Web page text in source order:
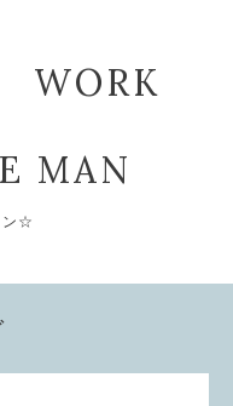
WORK
MAN
ン☆